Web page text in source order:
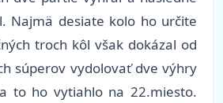
Najmä desiate kolo ho určite
troch kôl však dokázal od
súperov vydolovať dve výhry
to ho vytiahlo na 22.miesto.